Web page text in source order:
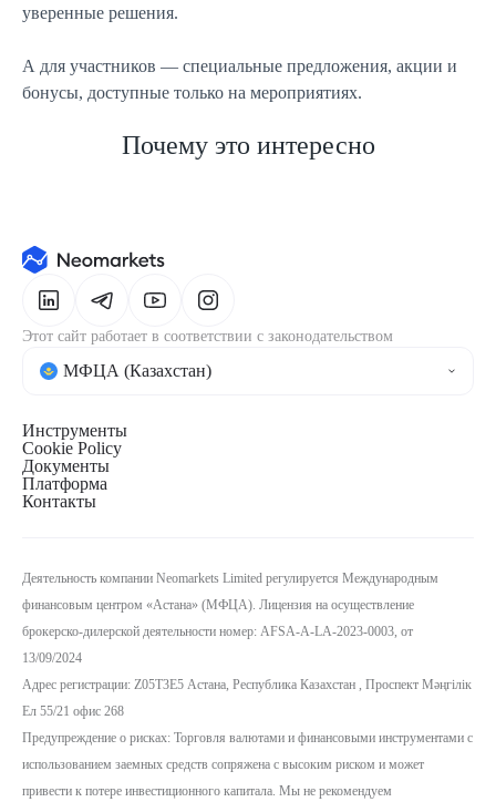
уверенные решения.
А для участников — специальные предложения, акции и
бонусы, доступные только на мероприятиях.
Почему это интересно
Этот сайт работает в соответствии с законодательством
МФЦА (Казахстан)
Инструменты
Cookie Policy
Документы
Платформа
Контакты
Деятельность компании Neomarkets Limited регулируется Международным
финансовым центром «Астана» (МФЦА). Лицензия на осуществление
брокерско-дилерской деятельности номер: AFSA-A-LA-2023-0003, от
13/09/2024
Адрес регистрации: Z05T3E5 Астана, Республика Казахстан , Проспект Мәңгілік
Ел 55/21 офис 268
Предупреждение о рисках: Торговля валютами и финансовыми инструментами с
использованием заемных средств сопряжена с высоким риском и может
привести к потере инвестиционного капитала. Мы не рекомендуем